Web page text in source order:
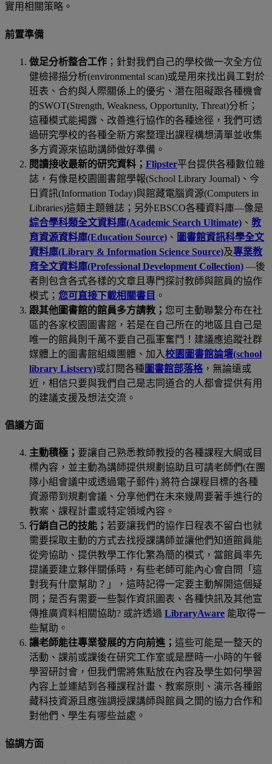
實用相關策略。
前置準備
做足分析整合工作 ；針對我們自己的學校做一次全方位
健檢掃描分析(environmental scan)或是用來找出員工對於
班表、合約與人際關係上的優劣、潛在阻礙跟各種機會
的SWOT(Strength, Weakness, Opportunity, Threat)分析；
這種模式能揭露、改善進行協作的各種途徑，我們可透
過研究學校的各種全新方案整理出課程構想清單並收集
多方資源來協助講師做好準備。
閱讀接收最新的研究資料； Flipster平台提供各種數位雜
誌，有像是校園圖書館學報(School Library Journal) 、今
日資訊(Information Today)與館藏電腦資源(Computers in
Libraries)這類主題雜誌；另外EBSCO各種資料庫—像是
綜合學科類全文資料庫(Academic Search Ultimate) 、 教
育資源資料庫(Education Source) 、 圖書館資訊科學全文
資料庫(Library & Information Science Source)及專業教
育全文資料庫(Professional Development Collection) —後
者則包含各式各樣的文章且專門探討教師與館員的協作
模式； 您可直接下載相關書目 。
跟其他圖書館的館員多方請教； 您可主動聯繫分布在社
區的各家校園圖書館，若是在自己所在的地區且自己是
唯一的館員則千萬不要自己孤軍奮鬥！建議應追蹤社群
媒體上的圖書館組織團體、加入校園圖書館論壇(school
library Listserv)或訂閱各種 圖書館部落格 ，無論遠或
近，相信只要與我們自己是志同道合的人都會提供有用
的建議支援及想法交流。
倡議方面
主動積極； 要讓自己熟悉教師教授的各種課程大綱或目
標內容，並主動為講師提供規劃協助且可請老師們(在團
隊小組會議中或透過電子郵件) 將符合課程目標的各種
資源帶到規劃會議、分享他們在未來幾周要著手進行的
教案、課程計畫或特定領域內容。
行銷自己的技能； 若要讓我們的協作日程表不留白也就
需要採取主動的方式去找授課講師並讓他們知道館員能
從旁協助、提供教學工作化繁為簡的模式，當館員率先
提議要建立夥伴關係時，有些老師可能內心會自問「這
對我有什麼幫助？」，這時記得一定要主動解開這個疑
問；是否有需要一些製作資訊圖表、各種快訊及其他宣
傳推廣資料相關協助? 或許透過 LibraryAware 能取得一
些幫助。
讓老師能往專業發展的方向前進； 這些可能是一整天的
活動、課前或課後在研究工作室或是歷時一小時的午餐
學習研討會，但我們需將焦點放在內容及學生如何學習
內容上並連結到各種課程計畫、教案原則、演示各種館
藏科技資源且應強調授課講師與館員之間的協力合作和
對他們、學生有哪些益處。
協調方面